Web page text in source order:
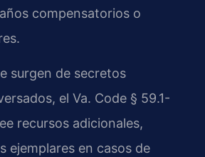
compensatorios o
surgen de secretos
el Va. Code § 59.1-
recursos adicionales,
ejemplares en casos de